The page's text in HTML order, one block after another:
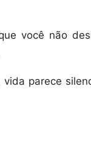
você não
parece